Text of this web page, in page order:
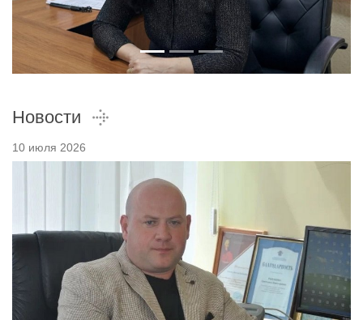
Новости
10 июля 2026